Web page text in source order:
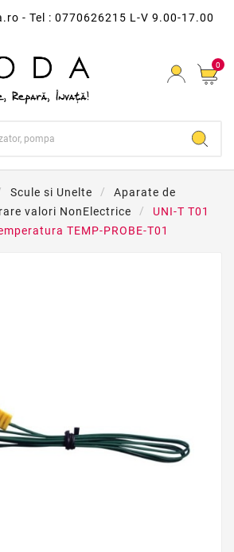
- Tel : 0770626215 L-V 9.00-17.00
0
Scule si Unelte
Aparate de
valori NonElectrice
UNI-T T01
TEMP-PROBE-T01